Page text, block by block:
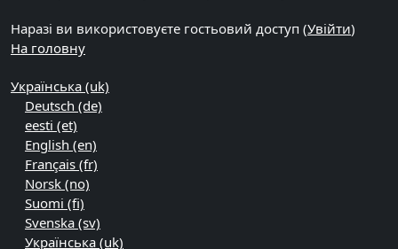
Наразі ви використовуєте гостьовий доступ (Увійти)
На головну
Українська ‎(uk)‎
Deutsch ‎(de)‎
eesti ‎(et)‎
English ‎(en)‎
Français ‎(fr)‎
Norsk ‎(no)‎
Suomi ‎(fi)‎
Svenska ‎(sv)‎
Українська ‎(uk)‎